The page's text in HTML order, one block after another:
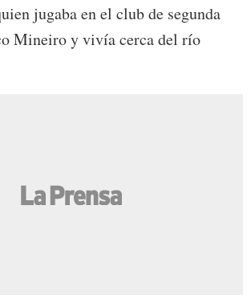
jugaba en el club de segunda
Mineiro y vivía cerca del río